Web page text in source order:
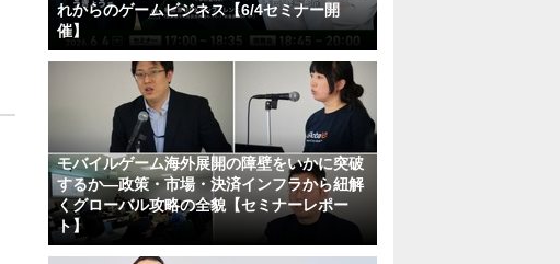
れからのゲームビジネス【6/4セミナー開
催】
モバイルゲーム海外展開の障壁をいかに突破
するか―政策・市場・決済インフラから紐解
くグローバル攻略の全貌【セミナーレポー
ト】